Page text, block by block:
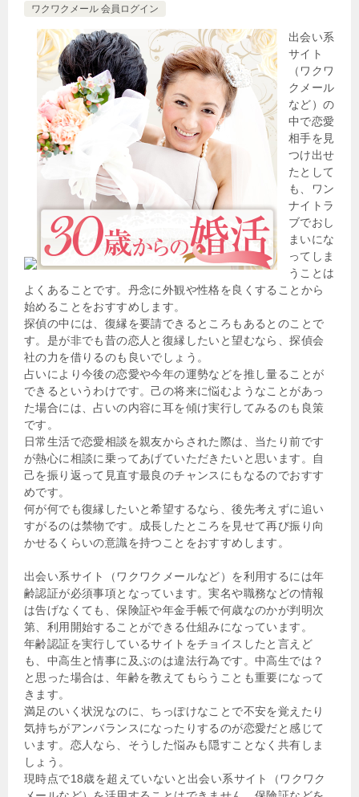
ワクワクメール 会員ログイン
出会い系
サイト
（ワクワ
クメール
など）の
中で恋愛
相手を見
つけ出せ
たとして
も、ワン
ナイトラ
ブでおし
まいにな
ってしま
うことは
よくあることです。丹念に外観や性格を良くすることから
始めることをおすすめします。
探偵の中には、復縁を要請できるところもあるとのことで
す。是が非でも昔の恋人と復縁したいと望むなら、探偵会
社の力を借りるのも良いでしょう。
占いにより今後の恋愛や今年の運勢などを推し量ることが
できるというわけです。己の将来に悩むようなことがあっ
た場合には、占いの内容に耳を傾け実行してみるのも良策
です。
日常生活で恋愛相談を親友からされた際は、当たり前です
が熱心に相談に乗ってあげていただきたいと思います。自
己を振り返って見直す最良のチャンスにもなるのでおすす
めです。
何が何でも復縁したいと希望するなら、後先考えずに追い
すがるのは禁物です。成長したところを見せて再び振り向
かせるくらいの意識を持つことをおすすめします。
出会い系サイト（ワクワクメールなど）を利用するには年
齢認証が必須事項となっています。実名や職務などの情報
は告げなくても、保険証や年金手帳で何歳なのかが判明次
第、利用開始することができる仕組みになっています。
年齢認証を実行しているサイトをチョイスしたと言えど
も、中高生と情事に及ぶのは違法行為です。中高生では？
と思った場合は、年齢を教えてもらうことも重要になって
きます。
満足のいく状況なのに、ちっぽけなことで不安を覚えたり
気持ちがアンバランスになったりするのが恋愛だと感じて
います。恋人なら、そうした悩みも隠すことなく共有しま
しょう。
現時点で18歳を超えていないと出会い系サイト（ワクワク